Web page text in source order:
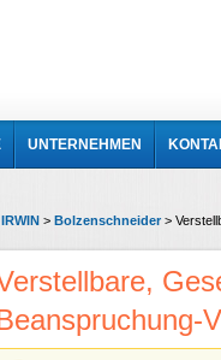
UNTERNEHMEN
IRWIN > Bolzenschneider >